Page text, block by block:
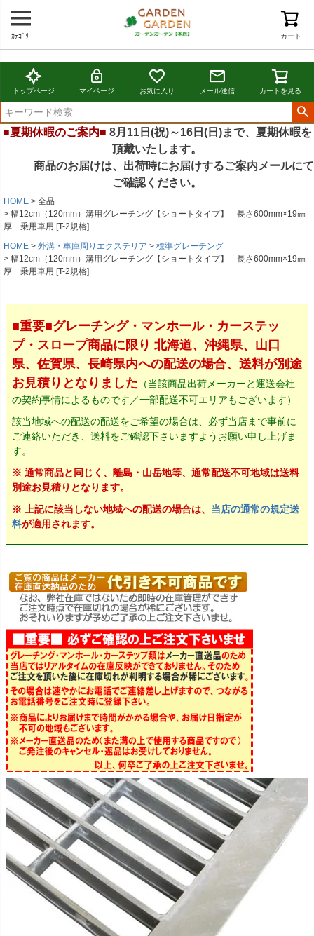
カート
ｶﾃｺﾞﾘ
トップページ マイページ お気に入り メール送信 カートを見る
■夏期休暇のご案内■ 8月11日(祝)～16日(日)まで、夏期休暇を
頂戴いたします。
商品のお届けは、出荷時にお届けするご案内メールにて
ご確認ください。
HOME
全品
幅12cm（120mm）溝用グレーチング【ショートタイプ】 長さ600mm×19㎜
厚 乗用車用 [T-2規格]
HOME
外溝・車庫周りエクステリア
標準グレーチング
幅12cm（120mm）溝用グレーチング【ショートタイプ】 長さ600mm×19㎜
厚 乗用車用 [T-2規格]
■重要■グレーチング・マンホール・カーステッ
プ・スロープ商品に限り 北海道、沖縄県、山口
県、佐賀県、長崎県内への配送の場合、送料が別途
お見積りとなりました （当該商品出荷メーカーと運送会社
の契約事情によるものです／一部配送不可エリアもございます）
該当地域への配送の配送をご希望の場合は、必ず当店まで事前に
ご連絡いただき、送料をご確認下さいますようお願い申し上げま
す。
※ 通常商品と同じく、離島・山岳地等、通常配送不可地域は送料
別途お見積りとなります。
※ 上記に該当しない地域への配送の場合は、 当店の通常の規定送
料が適用されます。